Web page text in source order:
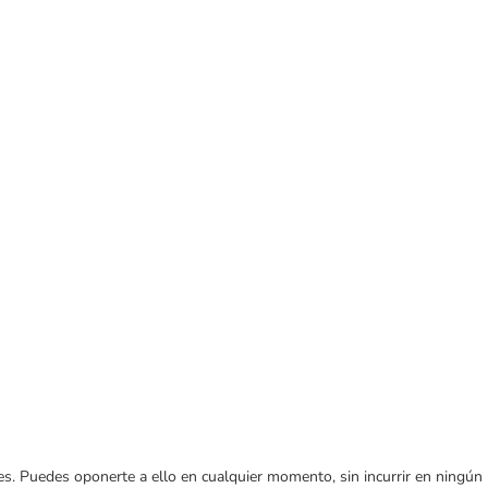
Puedes oponerte a ello en cualquier momento, sin incurrir en ningún